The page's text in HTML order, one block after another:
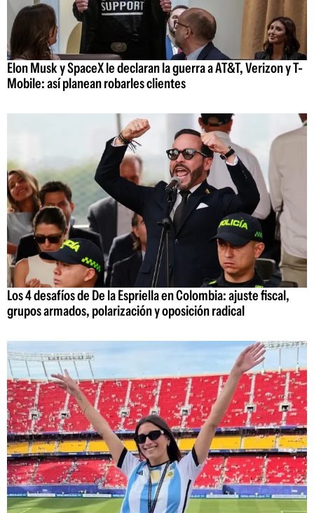
Elon Musk y SpaceX le declaran la guerra a AT&T, Verizon y T-
Mobile: así planean robarles clientes
Los 4 desafíos de De la Espriella en Colombia: ajuste fiscal,
grupos armados, polarización y oposición radical